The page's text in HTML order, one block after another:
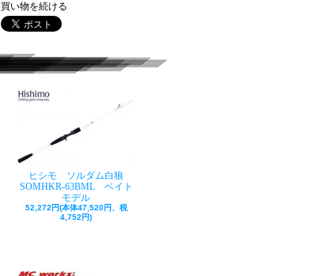
買い物を続ける
ヒシモ ソルダム白狼
SOMHKR-63BML ベイト
モデル
52,272円(本体47,520円、税
4,752円)